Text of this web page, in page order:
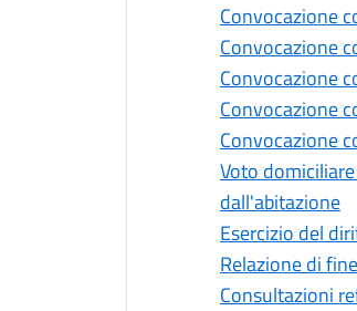
Convocazione
Convocazione
Convocazione
Convocazione
Convocazione
Voto
dall'abitazione
Esercizio del
Relazione di
Consultazioni